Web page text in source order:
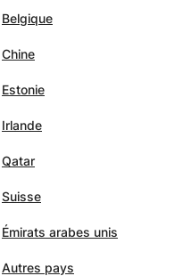
Belgique
Chine
Estonie
Irlande
Qatar
Suisse
Émirats arabes unis
Autres pays